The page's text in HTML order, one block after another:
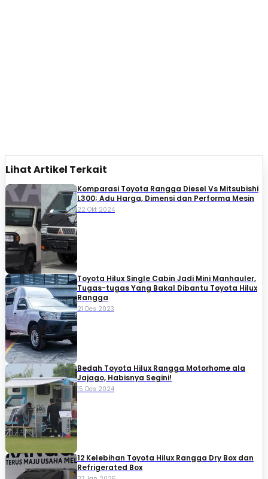
Lihat Artikel Terkait
Komparasi Toyota Rangga Diesel Vs Mitsubishi
L300; Adu Harga, Dimensi dan Performa Mesin
22 Okt 2024
Toyota Hilux Single Cabin Jadi Mini Manhauler,
Tugas-tugas Yang Bakal Dibantu Toyota Hilux
Rangga
21 Des 2023
Bedah Toyota Hilux Rangga Motorhome ala
Jajago, Habisnya Segini!
15 Des 2024
12 Kelebihan Toyota Hilux Rangga Dry Box dan
Refrigerated Box